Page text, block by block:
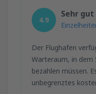
AB 79 EUR
AB 90EUR
von München,
AB 134
4.9
Sehr gut
Der Flughafen
Warteraum, in dem
bezahlen müssen.
unbegrenztes